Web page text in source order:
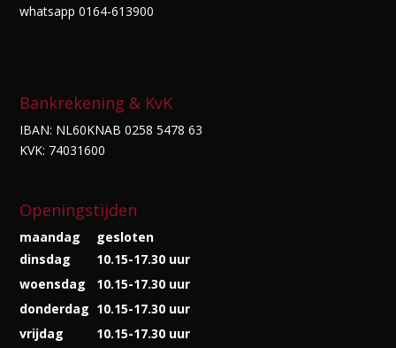
whatsapp 0164-613900
Bankrekening & KvK
IBAN: NL60KNAB 0258 5478 63
KVK: 74031600
Openingstijden
maandag
gesloten
dinsdag
10.15-17.30 uur
woensdag
10.15-17.30 uur
donderdag 10.15-17.30 uur
vrijdag
10.15-17.30 uur